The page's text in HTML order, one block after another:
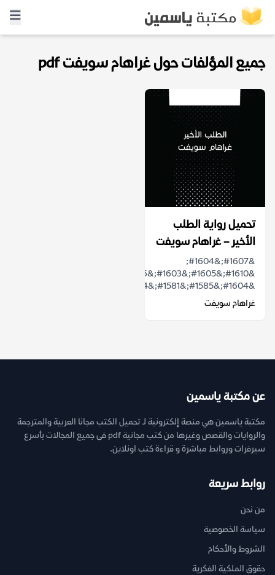
جميع المؤلفات حول غراهام سويفت pdf
تحميل رواية الطلب
الأخير – غراهام سويفت
&#1607;&#1604;
&#1604;&#1585;&#1581;&#1604;&#1577;...
غراهام سويفت
عن مكتبة ياسمين
مكتبة ياسمين هي منصة إلكترونية لـ تحميل الكتب مجانا العربية والمترجمة
والروايات والقصص وغيرها من كتب مجانية pdf فى جميع المجالات بأسرع
سيرفرات وروابط مباشرة و قراءة كتب اونلاين.
روابط سريعة
من نحن
سياسة الخصوصية
الشروط والأحكام
حقوق الملكية الفكرية